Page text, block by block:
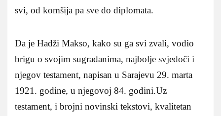
svi, od komšija pa sve do diplomata.
Da je Hadži Makso, kako su ga svi zvali, vodio
brigu o svojim sugrađanima, najbolje svjedoči i
njegov testament, napisan u Sarajevu 29. marta
1921. godine, u njegovoj 84. godini.Uz
testament, i brojni novinski tekstovi, kvalitetan